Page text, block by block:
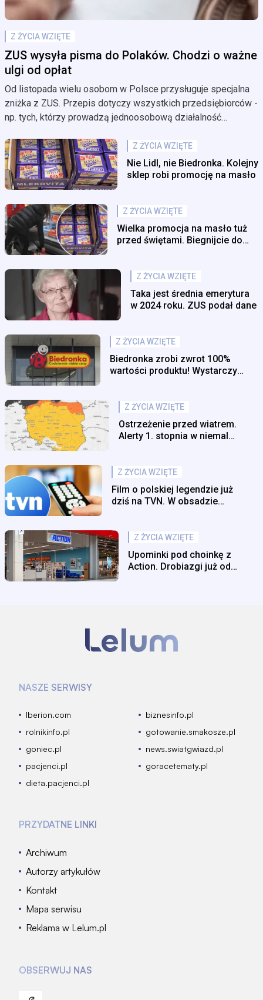
Z ŻYCIA WZIĘTE
ZUS wysyła pisma do Polaków. Chodzi o ważne
ulgi od opłat
Od listopada wielu osobom w Polsce przysługuje specjalna
zniżka z ZUS. Przepis dotyczy wszystkich przedsiębiorców -
np. tych, którzy prowadzą jednoosobową działalność
wysyła pisma do wszystkich, którzy złożyli taki wniosek. Co
jest w korespondencji?
Z ŻYCIA WZIĘTE
Nie Lidl, nie Biedronka. Kolejny
sklep robi promocję na masło
Z ŻYCIA WZIĘTE
Wielka promocja na masło tuż
przed świętami. Biegnijcie do
Z ŻYCIA WZIĘTE
Taka jest średnia emerytura
w 2024 roku. ZUS podał dane
Z ŻYCIA WZIĘTE
Biedronka zrobi zwrot 100%
wartości produktu! Wystarczy
Z ŻYCIA WZIĘTE
Ostrzeżenie przed wiatrem.
Alerty 1. stopnia w niemal
Z ŻYCIA WZIĘTE
Film o polskiej legendzie już
dziś na TVN. W obsadzie
Z ŻYCIA WZIĘTE
Upominki pod choinkę z
Action. Drobiazgi już od
NASZE SERWISY
Iberion.com
biznesinfo.pl
rolnikinfo.pl
gotowanie.smakosze.pl
goniec.pl
news.swiatgwiazd.pl
pacjenci.pl
goracetematy.pl
dieta.pacjenci.pl
PRZYDATNE LINKI
Archiwum
Autorzy artykułów
Kontakt
Mapa serwisu
Reklama w Lelum.pl
OBSERWUJ NAS